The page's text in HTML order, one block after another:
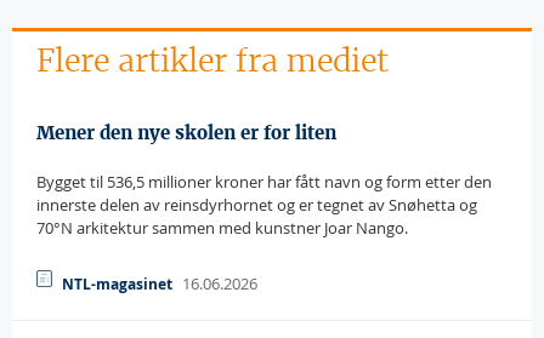
Flere artikler fra mediet
Mener den nye skolen er for liten
Bygget til 536,5 millioner kroner har fått navn og form etter den
innerste delen av reinsdyrhornet og er tegnet av Snøhetta og
70°N arkitektur sammen med kunstner Joar Nango.
NTL-magasinet 16.06.2026